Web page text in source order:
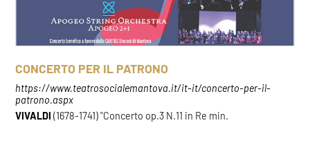
CONCERTO PER IL PATRONO
https://www.teatrosocialemantova.it/it-it/concerto-per-il-
patrono.aspx
VIVALDI (1678-1741) "Concerto op.3 N.11 in Re min.